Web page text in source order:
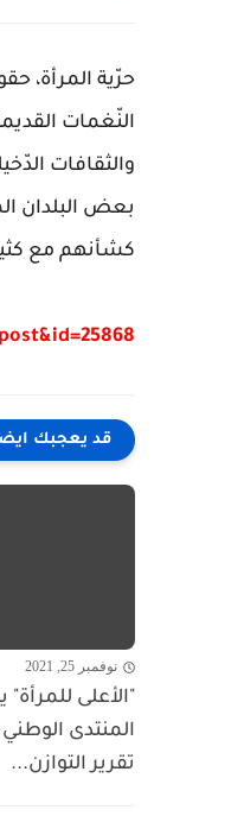
حرّية المرأة،
النّغمات
والثقافات
بعض البلدان
كشأنهم مع
قد يعجبك
نوفمبر 25, 2021
"الأعلى
المنتدى
تقرير التوازن...